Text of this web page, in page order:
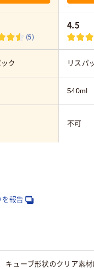
(5)
4.5
ク リスパ
540ml
不可
を報告
キューブ形状のクリア素